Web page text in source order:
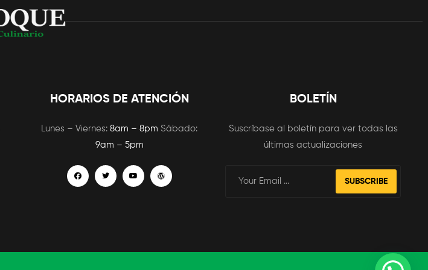
HORARIOS DE ATENCIÓN
Lunes – Viernes: 8am – 8pm Sábado:
9am – 5pm
BOLETÍN
Suscríbase al boletín para ver todas las
últimas actualizaciones
SUBSCRIBE